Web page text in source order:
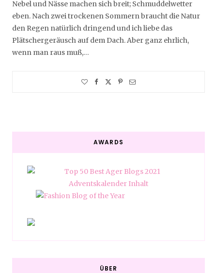
Nebel und Nässe machen sich breit; Schmuddelwetter
eben. Nach zwei trockenen Sommern braucht die Natur
den Regen natürlich dringend und ich liebe das
Plätschergeräusch auf dem Dach. Aber ganz ehrlich,
wenn man raus muß,…
AWARDS
ÜBER